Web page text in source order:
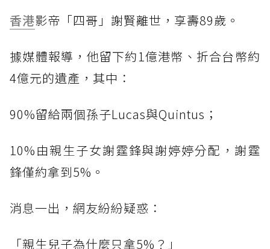
香港影帝「四哥」謝賢離世，享壽89歲。
據媒體報導，他留下約1億港幣、折合台幣約
4億元的遺產，其中：
90%留給兩個孫子Lucas與Quintus；
10%由親生子女謝霆鋒與謝婷婷分配，謝霆
鋒僅約拿到5%。
消息一出，網友紛紛疑惑：
「親生兒子為什麼只拿5%？」